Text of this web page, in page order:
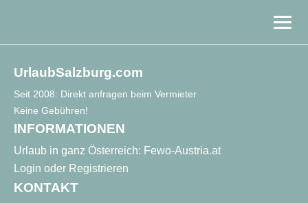
Berge & Natur
Land & See
EN
UrlaubSalzburg.com
Seit 2008: Direkt anfragen beim Vermieter
Keine Gebühren!
INFORMATIONEN
Urlaub in ganz Österreich: Fewo-Austria.at
Login oder Registrieren
KONTAKT